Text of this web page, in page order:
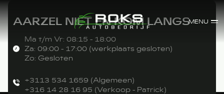
MENU
AARZEL NIET EN KOM LANGS
Ma t/m Vr: 08:15 - 18:00
Za: 09:00 - 17:00 (werkplaats gesloten)
Zo: Gesloten
+3113 534 1659 (Algemeen)
+316 14 28 16 95 (Verkoop - Patrick)